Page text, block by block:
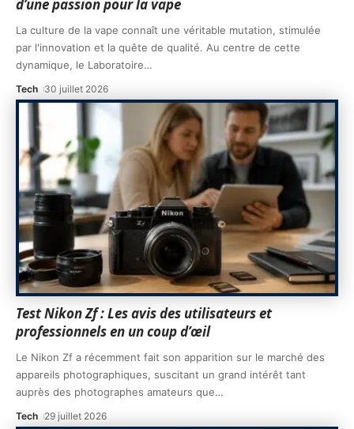
d’une passion pour la vape
La culture de la vape connaît une véritable mutation, stimulée
par l'innovation et la quête de qualité. Au centre de cette
dynamique, le Laboratoire…
Tech 30 juillet 2026
Test Nikon Zf : Les avis des utilisateurs et
professionnels en un coup d’œil
Le Nikon Zf a récemment fait son apparition sur le marché des
appareils photographiques, suscitant un grand intérêt tant
auprès des photographes amateurs que…
Tech 29 juillet 2026